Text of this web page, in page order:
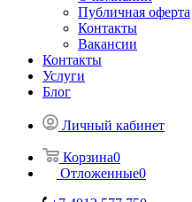
Публичная оферта
Контакты
Вакансии
Контакты
Услуги
Блог
Личный кабинет
Корзина0
Отложенные0